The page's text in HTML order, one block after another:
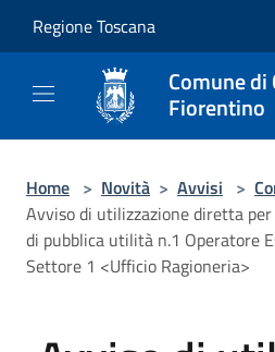
Regione Toscana
Comune
Fiorentino
Home > Novità > Avvisi >
Avviso di utilizzazione diretta
di pubblica utilità n.1 Operatore
Settore 1 <Ufficio Ragioneria>